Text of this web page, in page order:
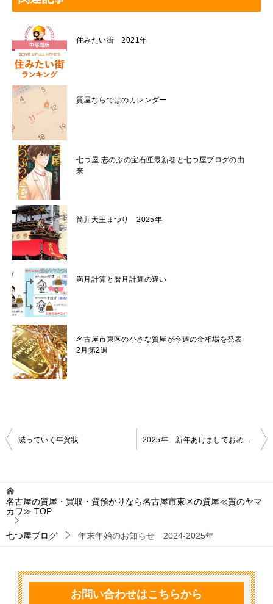
住みたい街 2021年
質屋ならではのカレンダー
七つ屋 志のぶの宝石匣最新巻と七つ屋ブログの由
来
筒井天王まつり 2025年
満月計算と暦月計算の違い
名古屋市東区の小さな質屋が今週の金相場を発表
2月第2週
投
ビ
ゲ
ー
減っていく年賀状 2025年 新年あけましておめでとうございます
名古屋の質屋・買取・質預かりなら名古屋市東区の質屋≪質のヤマ
カワ≫ TOP
七つ屋ブログ 年末年始のお知らせ 2024-2025年
お問い合わせはこちらから